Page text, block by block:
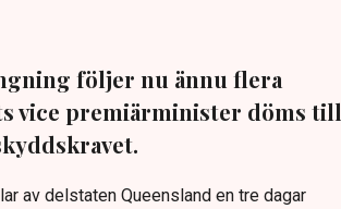
följer nu ännu flera
vice premiärminister döms till
av delstaten Queensland en tre dagar